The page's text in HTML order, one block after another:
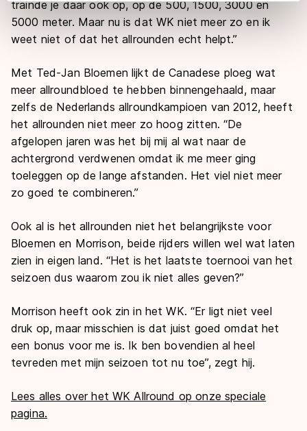
adequaat beschermingsniveau geldt volgens de GDPR.
Door op ‘Toestaan’ te klikken, stemt u in met deze
overdracht. Meer informatie vindt u in onscookiebeleid
trainde je daar ook op, op de 500, 1500, 3000 en
5000 meter. Maar nu is dat WK niet meer zo en ik
weet niet of dat het allrounden echt helpt.”
Met Ted-Jan Bloemen lijkt de Canadese ploeg wat
meer allroundbloed te hebben binnengehaald, maar
zelfs de Nederlands allroundkampioen van 2012, heeft
het allrounden niet meer zo hoog zitten. “De
afgelopen jaren was het bij mij al wat naar de
achtergrond verdwenen omdat ik me meer ging
toeleggen op de lange afstanden. Het viel niet meer
zo goed te combineren.”
Ook al is het allrounden niet het belangrijkste voor
Bloemen en Morrison, beide rijders willen wel wat laten
zien in eigen land. “Het is het laatste toernooi van het
seizoen dus waarom zou ik niet alles geven?”
Morrison heeft ook zin in het WK. “Er ligt niet veel
druk op, maar misschien is dat juist goed omdat het
een bonus voor me is. Ik ben bovendien al heel
tevreden met mijn seizoen tot nu toe”, zegt hij.
Lees alles over het WK Allround op onze speciale
pagina.